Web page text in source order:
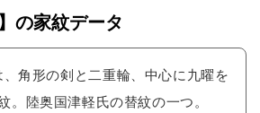
の家紋データ
角形の剣と二重輪、中心に九曜を
。陸奥国津軽氏の替紋の一つ。